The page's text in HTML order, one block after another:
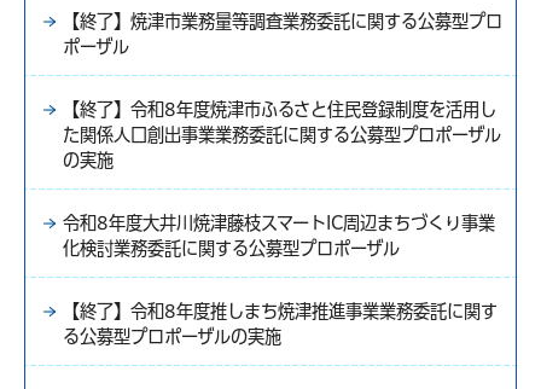
【終了】焼津市業務量等調査業務委託に関する公募型プロ
ポーザル
【終了】令和8年度焼津市ふるさと住民登録制度を活用し
た関係人口創出事業業務委託に関する公募型プロポーザル
の実施
令和8年度大井川焼津藤枝スマートIC周辺まちづくり事業
化検討業務委託に関する公募型プロポーザル
【終了】令和8年度推しまち焼津推進事業業務委託に関す
る公募型プロポーザルの実施